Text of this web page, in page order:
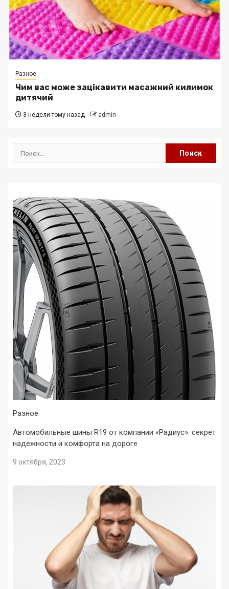
Разное
Чим вас може зацікавити масажний килимок
дитячий
3 недели тому назад admin
Найти:
Разное
Автомобильные шины R19 от компании «Радиус»: секрет
надежности и комфорта на дороге
9 октября, 2023